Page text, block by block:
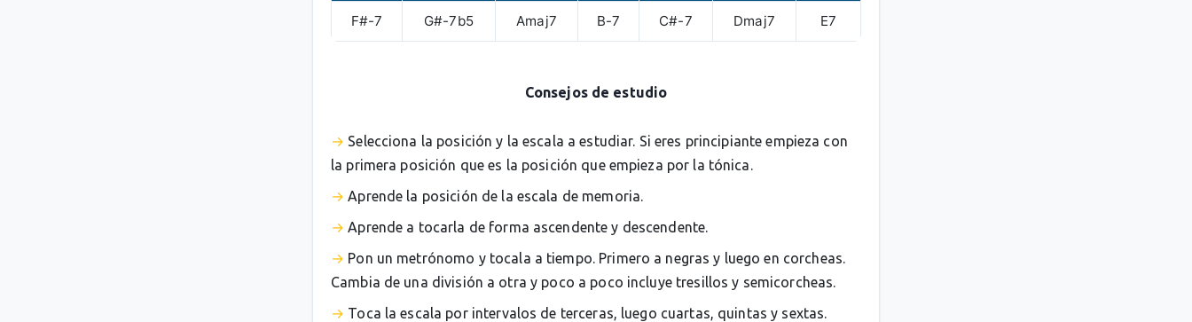
F#-7 G#-7b5 Amaj7 B-7 C#-7 Dmaj7 E7
Consejos de estudio
Selecciona la posición y la escala a estudiar. Si eres principiante empieza con
la primera posición que es la posición que empieza por la tónica.
Aprende la posición de la escala de memoria.
Aprende a tocarla de forma ascendente y descendente.
Pon un metrónomo y tocala a tiempo. Primero a negras y luego en corcheas.
Cambia de una división a otra y poco a poco incluye tresillos y semicorcheas.
Toca la escala por intervalos de terceras, luego cuartas, quintas y sextas.